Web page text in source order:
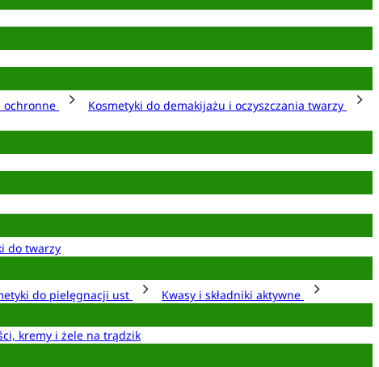
ochronne
Kosmetyki do demakijażu i oczyszczania twarzy
do twarzy
do pielęgnacji ust
Kwasy i składniki aktywne
kremy i żele na trądzik